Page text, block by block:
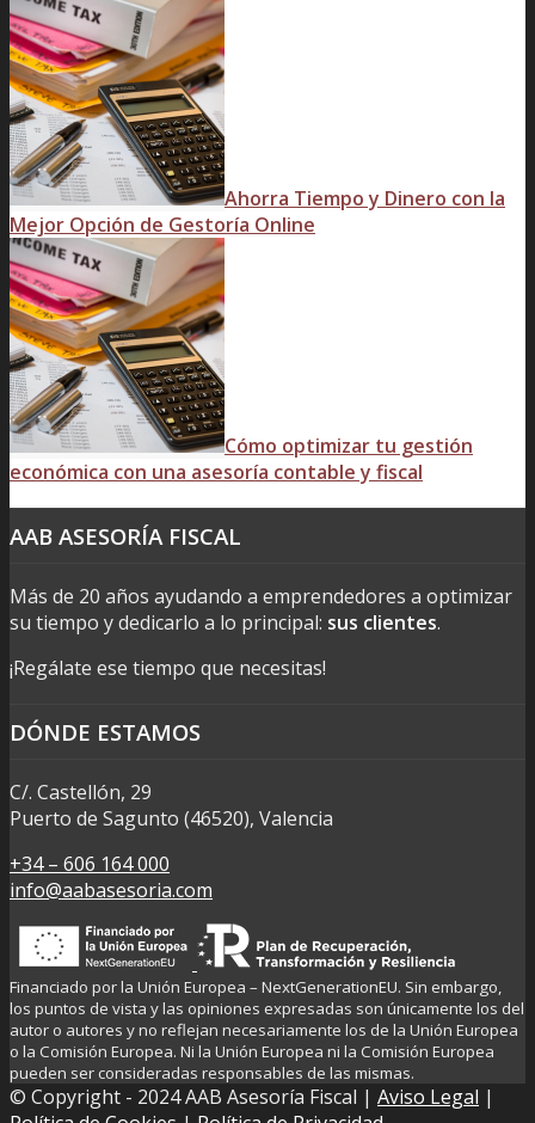
Ahorra Tiempo y Dinero con la
Mejor Opción de Gestoría Online
Cómo optimizar tu gestión
económica con una asesoría contable y fiscal
AAB ASESORÍA FISCAL
Más de 20 años ayudando a emprendedores a optimizar
su tiempo y dedicarlo a lo principal: sus clientes.
¡Regálate ese tiempo que necesitas!
DÓNDE ESTAMOS
C/. Castellón, 29
Puerto de Sagunto (46520), Valencia
+34 – 606 164 000
info@aabasesoria.com
Financiado por la Unión Europea – NextGenerationEU. Sin embargo,
los puntos de vista y las opiniones expresadas son únicamente los del
autor o autores y no reflejan necesariamente los de la Unión Europea
o la Comisión Europea. Ni la Unión Europea ni la Comisión Europea
pueden ser consideradas responsables de las mismas.
© Copyright - 2024 AAB Asesoría Fiscal | Aviso Legal |